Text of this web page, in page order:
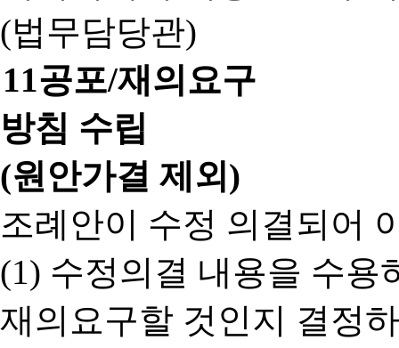
(법무담당관)
11공포/재의요구
방침 수립
(원안가결 제외)
조례안이 수정 의결되어
(1) 수정의결 내용을 수용
재의요구할 것인지 결정